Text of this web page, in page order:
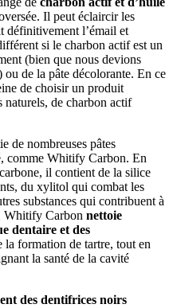
Il peut éclaircir les
définitivement l’émail et
si le charbon actif est un
(bien que nous devions
ou de la pâte décolorante. En ce
de choisir un produit
naturels, de charbon actif
de nombreuses pâtes
comme Whitify Carbon. En
il contient de la silice
du xylitol qui combat les
substances qui contribuent à
Whitify Carbon nettoie
dentaire et des
la formation de tartre, tout en
la santé de la cavité
des dentifrices noirs